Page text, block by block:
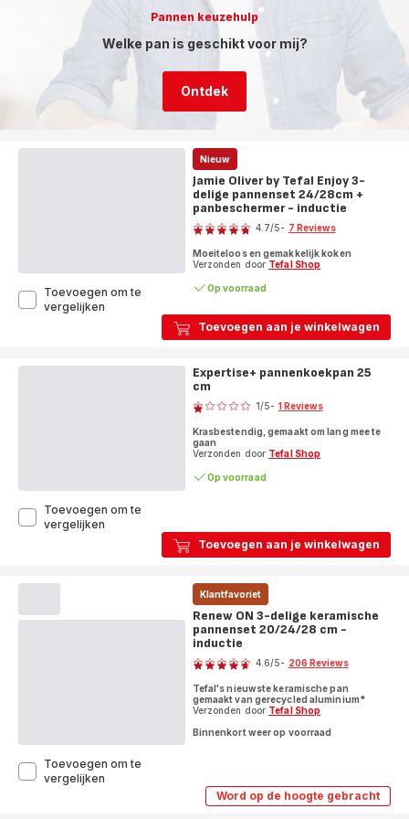
24/28cm
inductie
Pannen keuzehulp
Welke pan is geschikt voor mij?
Ontdek
Toevoegen aan je winkelwagen
Nieuw
Jamie Oliver by Tefal Enjoy 3-
delige pannenset 24/28cm +
panbeschermer - inductie
Score
4.7/5- 7 Reviews
Moeiteloos en gemakkelijk koken
Verzonden door Tefal Shop
Op voorraad
Toevoegen om te
vergelijken
Enjoy
Toevoegen aan je winkelwagen
Expertise+ pannenkoekpan 25
cm
Score
met
één
ster
1/5- 1 Reviews
Krasbestendig, gemaakt om lang mee te
gaan
Verzonden door Tefal Shop
Op voorraad
Toevoegen om te
vergelijken
pannenkoekpan
Word op de hoogte gebracht
Renew
Klantfavoriet
Renew ON 3-delige keramische
pannenset 20/24/28 cm -
inductie
Score
4.6/5- 206 Reviews
Tefal's nieuwste keramische pan
gemaakt van gerecycled aluminium*
Verzonden door Tefal Shop
Binnenkort weer op voorraad
Toevoegen om te
vergelijken